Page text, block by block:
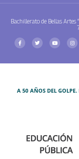
Bachillerato de Bellas Artes
A 50 AÑOS DEL